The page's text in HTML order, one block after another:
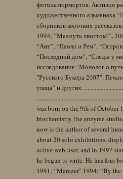
фотонатюрмортов. Активно
художественного альманаха
сборников коротких
1994; “Махнуть хвостом!”,
“Ант”, “Паоло и Рем”,
“Последний дом”, “Следы у
исследования “Монолог о
"Русского Букера 2007".
улица” и других.
was born on the 9th of October
biochemistry, the enzyme
now is the author of several
about 20 solo exhibitions,
active web-user, and in 1997
he began to write. He has four
1991; “Mamzer” 1994; “By